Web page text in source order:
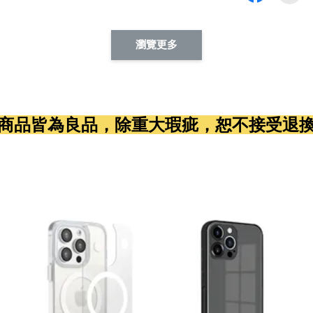
瀏覽更多
品皆為良品，除重大瑕疵，恕不接受退